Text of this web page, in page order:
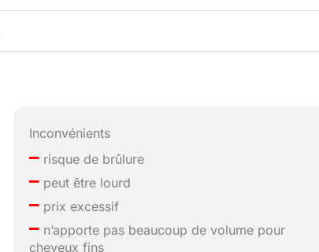
Inconvénients
– risque de brûlure
– peut être lourd
– prix excessif
– n’apporte pas beaucoup de volume pour
cheveux fins